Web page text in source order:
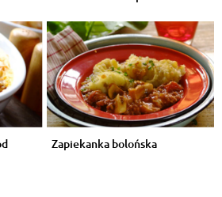
Zapiekanka bolońska